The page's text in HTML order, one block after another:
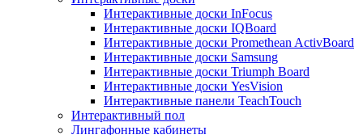
Интерактивные доски InFocus
Интерактивные доски IQBoard
Интерактивные доски Promethean ActivBoard
Интерактивные доски Samsung
Интерактивные доски Triumph Board
Интерактивные доски YesVision
Интерактивные панели TeachTouch
Интерактивный пол
Лингафонные кабинеты